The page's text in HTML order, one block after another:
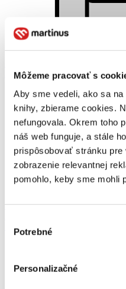
Môžeme pracovať s
Aby sme vedeli, ako sa
knihy, zbierame cookies.
nefungovala. Okrem toho
náš web funguje, a stále
prispôsobovať stránku
zobrazenie relevantnej
pomohlo, keby sme mohli
súhlasu
Potrebné
Personalizačné
35-ročnú tradíciu
Ponúkame vyše
na sklade